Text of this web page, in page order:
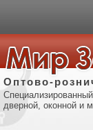
Оптово-
дверной, оконной и